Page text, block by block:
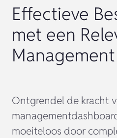
Effectieve
met een
Ontgrendel de kracht
moeiteloos door